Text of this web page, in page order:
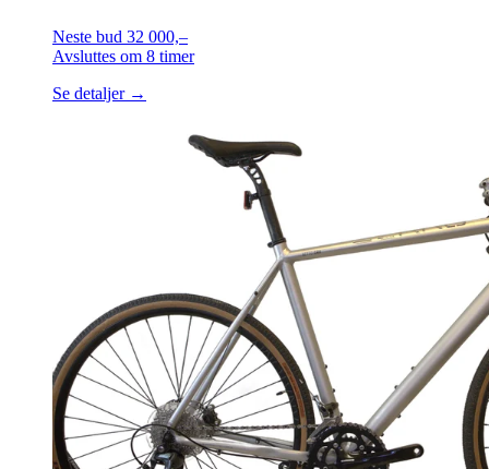
Neste bud 32 000,–
Avsluttes om 8 timer
Se detaljer →